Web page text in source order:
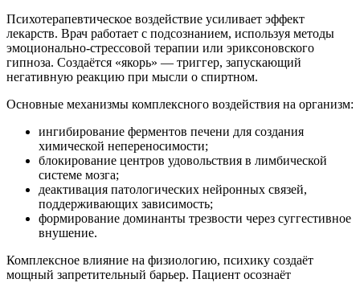
Психотерапевтическое воздействие усиливает эффект
лекарств. Врач работает с подсознанием, используя методы
эмоционально-стрессовой терапии или эриксоновского
гипноза. Создаётся «якорь» — триггер, запускающий
негативную реакцию при мысли о спиртном.
Основные механизмы комплексного воздействия на организм:
ингибирование ферментов печени для создания
химической непереносимости;
блокирование центров удовольствия в лимбической
системе мозга;
деактивация патологических нейронных связей,
поддерживающих зависимость;
формирование доминанты трезвости через суггестивное
внушение.
Комплексное влияние на физиологию, психику создаёт
мощный запретительный барьер. Пациент осознаёт